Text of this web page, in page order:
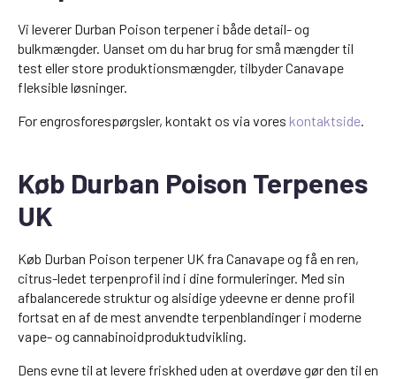
Vi leverer Durban Poison terpener i både detail- og
bulkmængder. Uanset om du har brug for små mængder til
test eller store produktionsmængder, tilbyder Canavape
fleksible løsninger.
For engrosforespørgsler, kontakt os via vores kontaktside.
Køb Durban Poison Terpenes
UK
Køb Durban Poison terpener UK fra Canavape og få en ren,
citrus-ledet terpenprofil ind i dine formuleringer. Med sin
afbalancerede struktur og alsidige ydeevne er denne profil
fortsat en af de mest anvendte terpenblandinger i moderne
vape- og cannabinoidproduktudvikling.
Dens evne til at levere friskhed uden at overdøve gør den til en